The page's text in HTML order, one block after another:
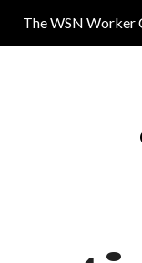
The WSN Worker